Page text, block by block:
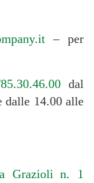
– per
dal
dalle 14.00 alle
Grazioli n. 1